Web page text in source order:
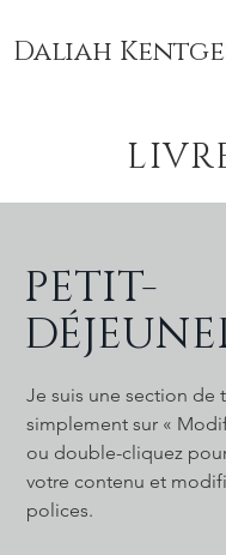
Daliah
PETIT-
Je suis une section de
simplement sur «
ou double-cliquez
votre contenu et
polices.